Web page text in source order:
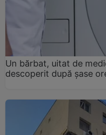
Un bărbat, uitat de
descoperit după șase